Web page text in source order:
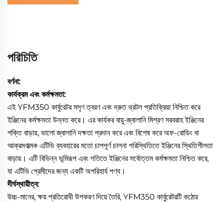
পরিচিতি
বর্ণনা:
কার্যক্রম এবং কর্মক্ষমতা:
এই YFM350 কার্বুরেটর মসৃণ ত্বরণ এবং দ্রুত থ্রটল প্রতিক্রিয়া নিশ্চিত করে
ইঞ্জিনের কর্মক্ষমতা উন্নত করে। এর কার্যকর বায়ু-জ্বালানি মিশ্রণ সরবরাহ ইঞ্জিনের
শক্তি বাড়ায়, ভালো জ্বালানি দক্ষতা প্রদান করে এবং বিশেষ করে অফ-রোডিং বা
আক্রমণাত্মক এটিভি ব্যবহারের মতো চাপপূর্ণ চালনা পরিস্থিতিতে ইঞ্জিনের স্থিতিশীলতা
বাড়ায়। এটি বিভিন্ন ভূমিরূপ এবং গতিতে ইঞ্জিনের সর্বোত্তম কর্মক্ষমতা নিশ্চিত করে,
যা এটিভি প্রেমীদের জন্য একটি অপরিহার্য পণ্য।
দীর্ঘস্থায়ীত্ব:
উচ্চ-মানের, ক্ষয় প্রতিরোধী উপকরণ দিয়ে তৈরি, YFM350 কার্বুরেটরটি কঠোর